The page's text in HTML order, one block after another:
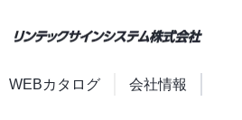
WEBカタログ 会社情報